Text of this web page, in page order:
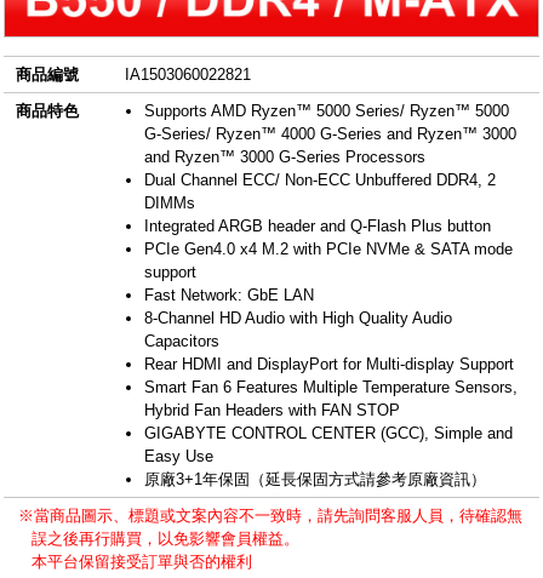
商品編號
IA1503060022821
商品特色
Supports AMD Ryzen™ 5000 Series/ Ryzen™ 5000
G-Series/ Ryzen™ 4000 G-Series and Ryzen™ 3000
and Ryzen™ 3000 G-Series Processors​
Dual Channel ECC/ Non-ECC Unbuffered DDR4, 2
DIMMs​
Integrated ARGB header and Q-Flash Plus button
PCIe Gen4.0 x4 M.2 with PCIe NVMe & SATA mode
support​
Fast Network: GbE LAN
8-Channel HD Audio with High Quality Audio
Capacitors​
Rear HDMI and DisplayPort for Multi-display Support
Smart Fan 6 Features Multiple Temperature Sensors,
Hybrid Fan Headers with FAN STOP​
GIGABYTE CONTROL CENTER (GCC), Simple and
Easy Use
原廠3+1年保固（延長保固方式請參考原廠資訊）
※當商品圖示、標題或文案內容不一致時，請先詢問客服人員，待確認無
誤之後再行購買，以免影響會員權益。
本平台保留接受訂單與否的權利